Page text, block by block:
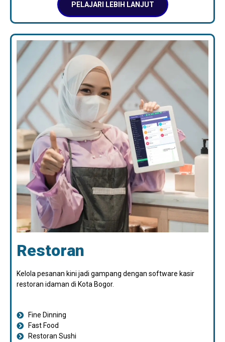
PELAJARI LEBIH LANJUT
Restoran
Kelola pesanan kini jadi gampang dengan software kasir
restoran idaman di Kota Bogor.
Fine Dinning
Fast Food
Restoran Sushi